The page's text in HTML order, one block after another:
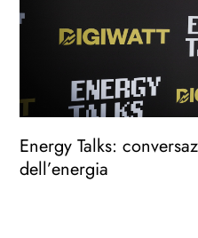
Energy Talks:
dell’energia